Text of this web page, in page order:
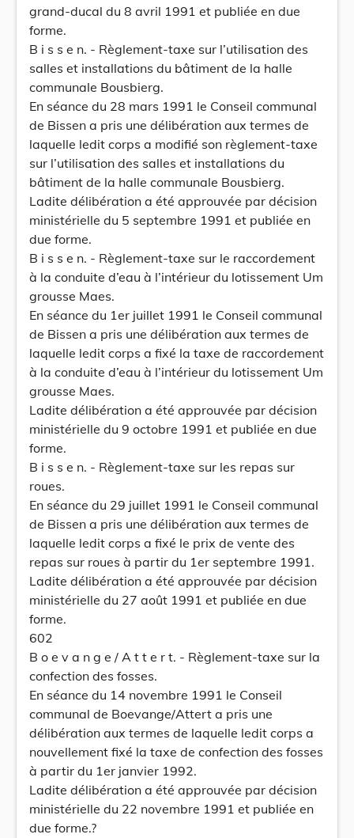
grand-ducal du 8 avril 1991 et publiée en due
forme.
B i s s e n. - Règlement-taxe sur l’utilisation des
salles et installations du bâtiment de la halle
communale Bousbierg.
En séance du 28 mars 1991 le Conseil communal
de Bissen a pris une délibération aux termes de
laquelle ledit corps a modifié son règlement-taxe
sur l’utilisation des salles et installations du
bâtiment de la halle communale Bousbierg.
Ladite délibération a été approuvée par décision
ministérielle du 5 septembre 1991 et publiée en
due forme.
B i s s e n. - Règlement-taxe sur le raccordement
à la conduite d’eau à l’intérieur du lotissement Um
grousse Maes.
En séance du 1er juillet 1991 le Conseil communal
de Bissen a pris une délibération aux termes de
laquelle ledit corps a fixé la taxe de raccordement
à la conduite d’eau à l’intérieur du lotissement Um
grousse Maes.
Ladite délibération a été approuvée par décision
ministérielle du 9 octobre 1991 et publiée en due
forme.
B i s s e n. - Règlement-taxe sur les repas sur
roues.
En séance du 29 juillet 1991 le Conseil communal
de Bissen a pris une délibération aux termes de
laquelle ledit corps a fixé le prix de vente des
repas sur roues à partir du 1er septembre 1991.
Ladite délibération a été approuvée par décision
ministérielle du 27 août 1991 et publiée en due
forme.
602
B o e v a n g e / A t t e r t. - Règlement-taxe sur la
confection des fosses.
En séance du 14 novembre 1991 le Conseil
communal de Boevange/Attert a pris une
délibération aux termes de laquelle ledit corps a
nouvellement fixé la taxe de confection des fosses
à partir du 1er janvier 1992.
Ladite délibération a été approuvée par décision
ministérielle du 22 novembre 1991 et publiée en
due forme.?